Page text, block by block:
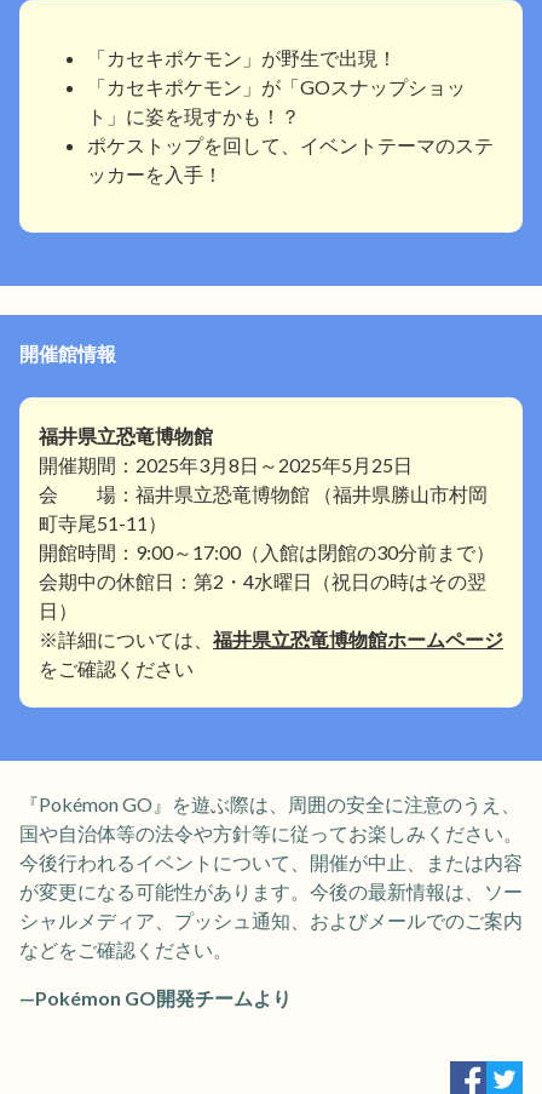
「カセキポケモン」が野生で出現！
「カセキポケモン」が「GOスナップショッ
ト」に姿を現すかも！？
ポケストップを回して、イベントテーマのステ
ッカーを入手！
開催館情報
福井県立恐竜博物館
開催期間：2025年3月8日～2025年5月25日
会 場：福井県立恐竜博物館 （福井県勝山市村岡
町寺尾51-11）
開館時間：9:00～17:00（入館は閉館の30分前まで）
会期中の休館日：第2・4水曜日（祝日の時はその翌
日）
※詳細については、 福井県立恐竜博物館ホームページ
をご確認ください
『Pokémon GO』を遊ぶ際は、周囲の安全に注意のうえ、
国や自治体等の法令や方針等に従ってお楽しみください。
今後行われるイベントについて、開催が中止、または内容
が変更になる可能性があります。今後の最新情報は、ソー
シャルメディア、プッシュ通知、およびメールでのご案内
などをご確認ください。
—Pokémon GO開発チームより